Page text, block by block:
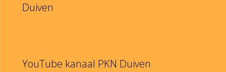
Duiven
YouTube kanaal PKN Duiven